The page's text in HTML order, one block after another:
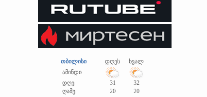
თბილისი დღეს
ხვალ
ამინდი
დღე
31
32
ღამე
20 20